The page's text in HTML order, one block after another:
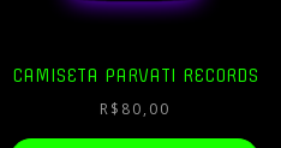
CAMISETA PARVATI RECORDS
R$ 80,00